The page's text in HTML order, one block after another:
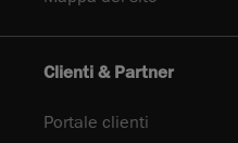
Clienti & Partner
Portale clienti